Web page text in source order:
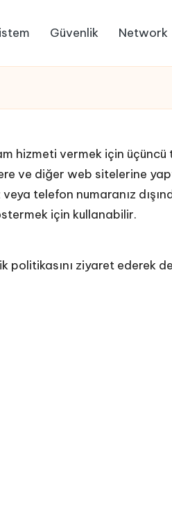
Güvenlik Network
hizmeti vermek için
ve diğer web sitelerine
telefon numaranız
için kullanabilir.
politikasını ziyaret ederek